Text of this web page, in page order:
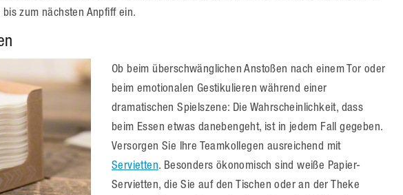
zum nächsten Anpfiff ein.
Ob beim überschwänglichen Anstoßen nach einem Tor oder
beim emotionalen Gestikulieren während einer
dramatischen Spielszene: Die Wahrscheinlichkeit, dass
beim Essen etwas danebengeht, ist in jedem Fall gegeben.
Versorgen Sie Ihre Teamkollegen ausreichend mit
Servietten. Besonders ökonomisch sind weiße Papier-
Servietten, die Sie auf den Tischen oder an der Theke